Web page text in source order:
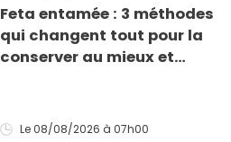
Feta entamée : 3 méthodes
qui changent tout pour la
conserver au mieux et
Le 08/08/2026 à 07h00